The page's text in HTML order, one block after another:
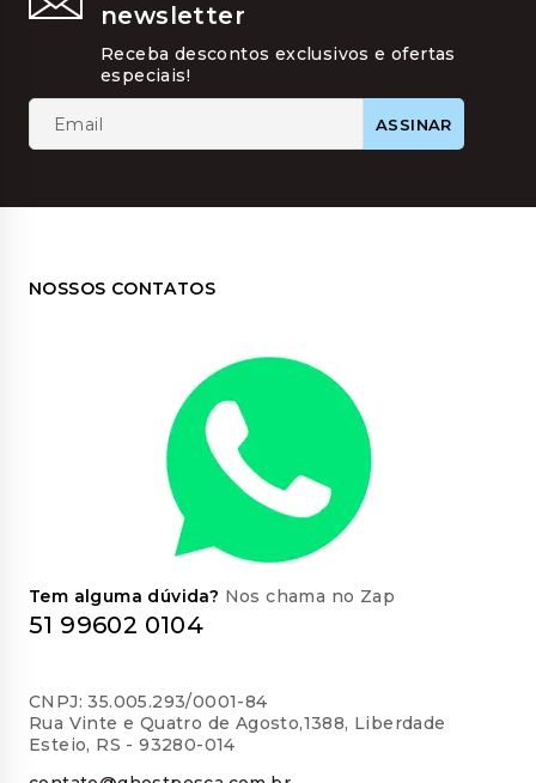
newsletter
Receba descontos exclusivos e ofertas
especiais!
NOSSOS CONTATOS
Tem alguma dúvida? Nos chama no Zap
51 99602 0104
CNPJ: 35.005.293/0001-84
Rua Vinte e Quatro de Agosto,1388, Liberdade
Esteio, RS - 93280-014